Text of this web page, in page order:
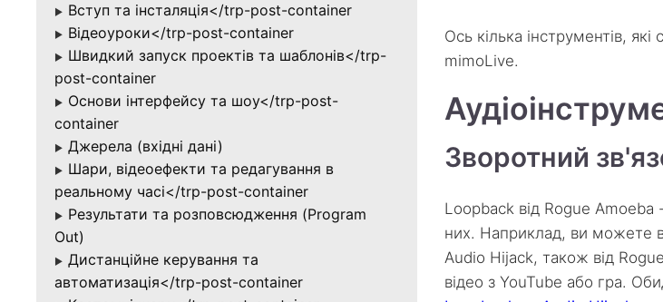
▶ Вступ та інсталяція</trp-post-container
▶ Відеоуроки</trp-post-container
▶ Швидкий запуск проектів та шаблонів</trp-
post-container
▶ Основи інтерфейсу та шоу</trp-post-
container
▶ Джерела (вхідні дані)
▶ Шари, відеоефекти та редагування в
реальному часі</trp-post-container
▶ Результати та розповсюдження (Program
Out)
▶ Дистанційне керування та
автоматизація</trp-post-container
Ось кілька інструментів,
mimoLive.
Зворотний
Loopback від Rogue Amoeba
них. Наприклад, ви можете
Audio Hijack, також від
відео з YouTube або гра.